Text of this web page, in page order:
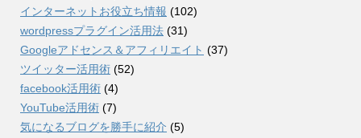
インターネットお役立ち情報 (102)
wordpressプラグイン活用法 (31)
Googleアドセンス＆アフィリエイト (37)
ツイッター活用術 (52)
facebook活用術 (4)
YouTube活用術 (7)
気になるブログを勝手に紹介 (5)